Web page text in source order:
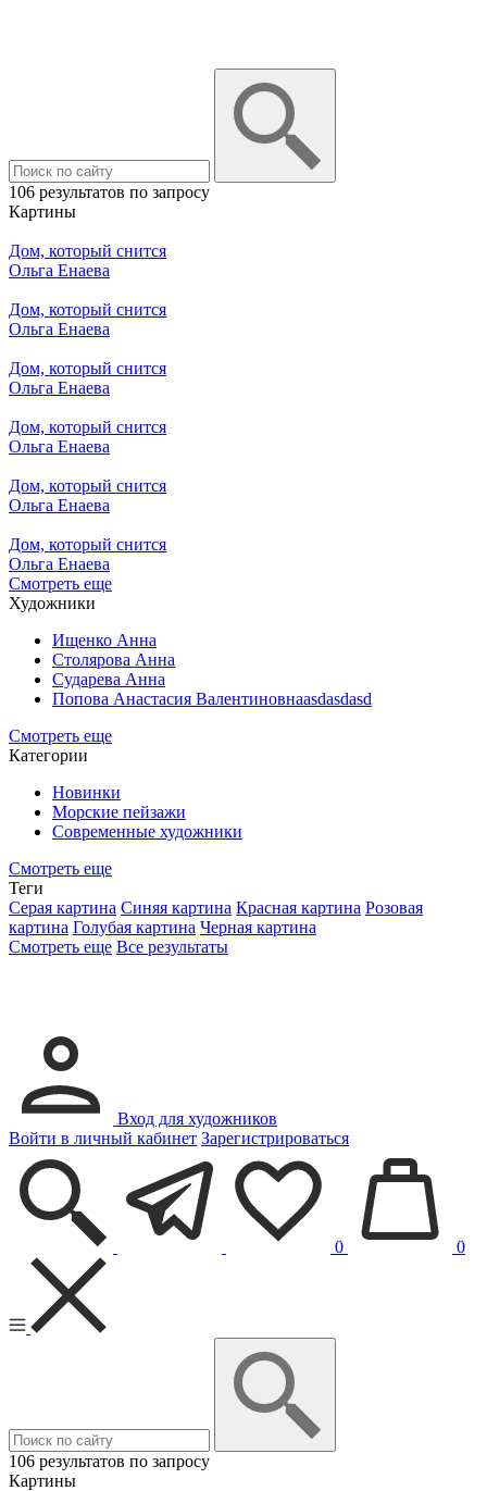
106 результатов по запросу
Картины
Дом, который снится
Ольга Енаева
Дом, который снится
Ольга Енаева
Дом, который снится
Ольга Енаева
Дом, который снится
Ольга Енаева
Дом, который снится
Ольга Енаева
Дом, который снится
Ольга Енаева
Смотреть еще
Художники
Ищенко Анна
Столярова Анна
Сударева Анна
Попова Анастасия Валентиновнаasdasdasd
Смотреть еще
Категории
Новинки
Морские пейзажи
Современные художники
Смотреть еще
Теги
Серая картина Синяя картина Красная картина Розовая
картина Голубая картина Черная картина
Смотреть еще Все результаты
Вход для художников
Войти в личный кабинет Зарегистрироваться
0 0
106 результатов по запросу
Картины